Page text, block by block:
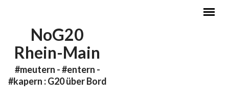
NoG20
Rhein-Main
#meutern - #entern -
#kapern : G20 über Bord